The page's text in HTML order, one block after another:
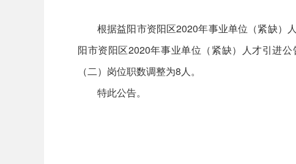
根据益阳市资阳区2020年事业单位（紧缺）
阳市资阳区2020年事业单位（紧缺）人才引进
（二）岗位职数调整为8人。
特此公告。